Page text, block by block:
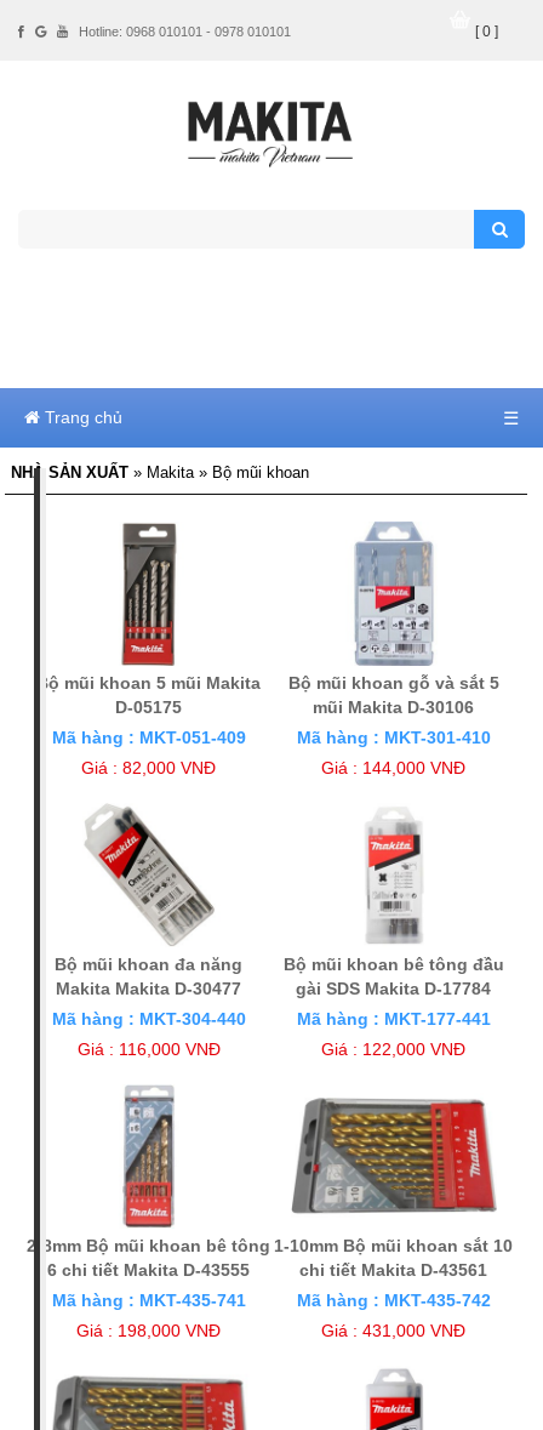
Trang chủ ☰
NHÀ SẢN XUẤT» Makita » Bộ mũi khoan
Bộ mũi khoan 5 mũi Makita
D-05175
Mã hàng : MKT-051-409
Giá : 82,000 VNĐ
Bộ mũi khoan gỗ và sắt 5
mũi Makita D-30106
Mã hàng : MKT-301-410
Giá : 144,000 VNĐ
Bộ mũi khoan đa năng
Makita Makita D-30477
Mã hàng : MKT-304-440
Giá : 116,000 VNĐ
Bộ mũi khoan bê tông đầu
gài SDS Makita D-17784
Mã hàng : MKT-177-441
Giá : 122,000 VNĐ
2-8mm Bộ mũi khoan bê tông
6 chi tiết Makita D-43555
Mã hàng : MKT-435-741
Giá : 198,000 VNĐ
1-10mm Bộ mũi khoan sắt 10
chi tiết Makita D-43561
Mã hàng : MKT-435-742
Giá : 431,000 VNĐ
Hotline: 0968 010101 - 0978 010101 [ 0 ]